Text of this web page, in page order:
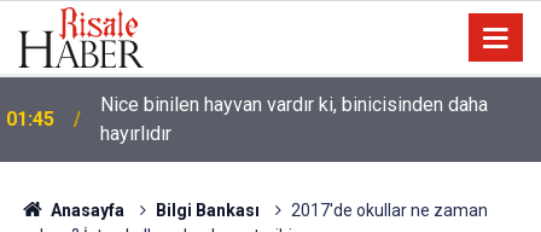
01:45
Nice binilen hayvan vardır ki, binicisinden daha
hayırlıdır
Anasayfa Bilgi Bankası
2017'de okullar ne zaman